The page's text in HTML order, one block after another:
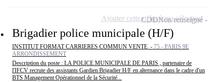
Brigadier police municipale (H/F)
INSTITUT FORMAT CARRIERES COMMUN VENTE - 75 - PARIS 9E
ARRONDISSEMENT
Description du poste : LA POLICE MUNICIPALE DE PARIS , partenaire de
l'IFCV recrute des assistants Gardien Brigadier H/F en alternance dans le cadre d'un
BTS Management Opérationnel de la Sécurité...
CDDNon renseigné
Ajouter cette offre à ma sélection